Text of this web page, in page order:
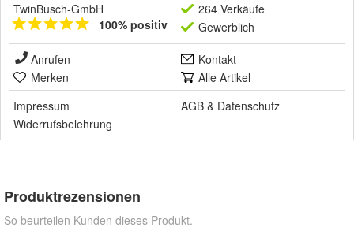
TwinBusch-GmbH
100% positiv
264 Verkäufe
Gewerblich
Anrufen
Kontakt
Merken
Alle Artikel
Impressum
AGB & Datenschutz
Widerrufsbelehrung
Produktrezensionen
So beurteilen Kunden dieses Produkt.